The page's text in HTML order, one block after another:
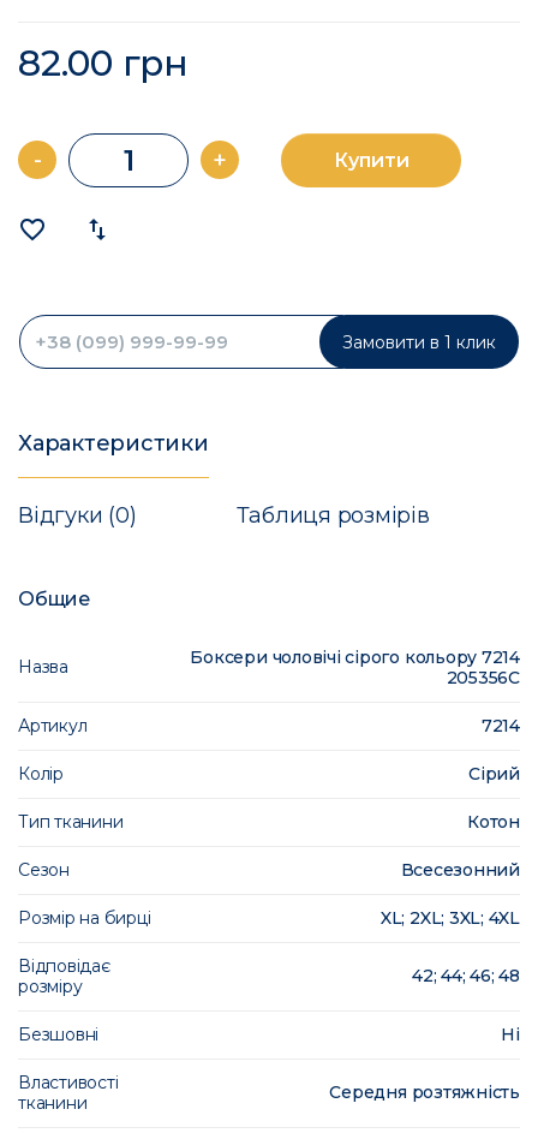
82.00 грн
- + Купити
favorite_border import_export
Замовити в 1 клик
Характеристики
Відгуки (0) Таблиця розмірів
Общие
Назва
Боксери чоловічі сірого кольору 7214
205356C
Артикул 7214
Колір Сірий
Тип тканини Котон
Сезон Всесезонний
Розмір на бирці XL; 2XL; 3XL; 4XL
Відповідає
розміру
42; 44; 46; 48
Безшовні Ні
Властивості
тканини
Середня розтяжність